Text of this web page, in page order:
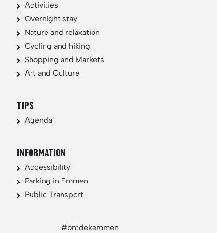
Activities
Overnight stay
Nature and relaxation
Cycling and hiking
Shopping and Markets
Art and Culture
TIPS
Agenda
INFORMATION
Accessibility
Parking in Emmen
Public Transport
#ontdekemmen